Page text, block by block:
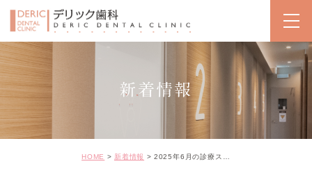
新着情報
HOME 新着情報 2025年6月の診療スケジュール